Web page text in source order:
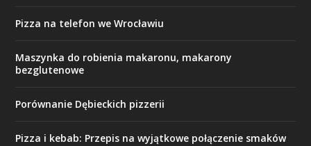
Pizza na telefon we Wrocławiu
Maszynka do robienia makaronu, makarony
bezglutenowe
Porównanie Dębieckich pizzerii
Pizza i kebab: Przepis na wyjątkowe połączenie smaków